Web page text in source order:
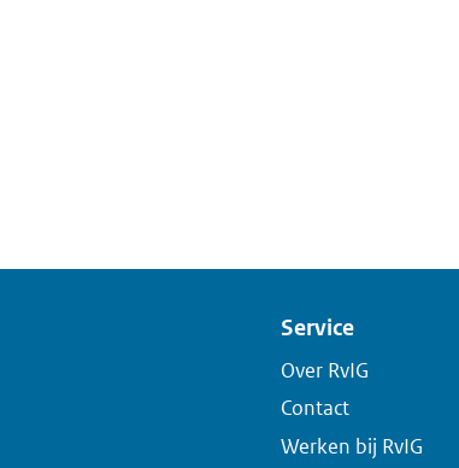
Service
Over RvIG
Contact
Werken bij RvIG